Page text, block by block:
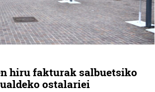
hiru fakturak salbuetsiko
ostalariei